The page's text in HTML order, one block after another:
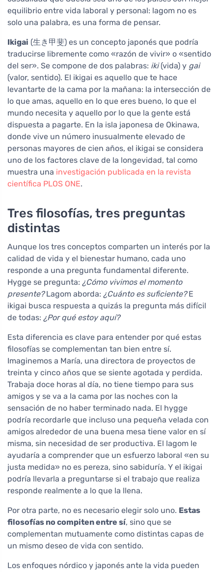
equilibrio entre vida laboral y personal: lagom no es
solo una palabra, es una forma de pensar.
Ikigai (生き甲斐) es un concepto japonés que podría
traducirse libremente como «razón de vivir» o «sentido
del ser». Se compone de dos palabras: iki(vida) y gai
(valor, sentido). El ikigai es aquello que te hace
levantarte de la cama por la mañana: la intersección de
lo que amas, aquello en lo que eres bueno, lo que el
mundo necesita y aquello por lo que la gente está
dispuesta a pagarte. En la isla japonesa de Okinawa,
donde vive un número inusualmente elevado de
personas mayores de cien años, el ikigai se considera
uno de los factores clave de la longevidad, tal como
muestra una investigación publicada en la revista
científica PLOS ONE.
Tres filosofías, tres preguntas
distintas
Aunque los tres conceptos comparten un interés por la
calidad de vida y el bienestar humano, cada uno
responde a una pregunta fundamental diferente.
Hygge se pregunta: ¿Cómo vivimos el momento
presente?Lagom aborda: ¿Cuánto es suficiente?E
ikigai busca respuesta a quizás la pregunta más difícil
de todas: ¿Por qué estoy aquí?
Esta diferencia es clave para entender por qué estas
filosofías se complementan tan bien entre sí.
Imaginemos a María, una directora de proyectos de
treinta y cinco años que se siente agotada y perdida.
Trabaja doce horas al día, no tiene tiempo para sus
amigos y se va a la cama por las noches con la
sensación de no haber terminado nada. El hygge
podría recordarle que incluso una pequeña velada con
amigos alrededor de una buena mesa tiene valor en sí
misma, sin necesidad de ser productiva. El lagom le
ayudaría a comprender que un esfuerzo laboral «en su
justa medida» no es pereza, sino sabiduría. Y el ikigai
podría llevarla a preguntarse si el trabajo que realiza
responde realmente a lo que la llena.
Por otra parte, no es necesario elegir solo uno. Estas
filosofías no compiten entre sí, sino que se
complementan mutuamente como distintas capas de
un mismo deseo de vida con sentido.
Los enfoques nórdico y japonés ante la vida pueden